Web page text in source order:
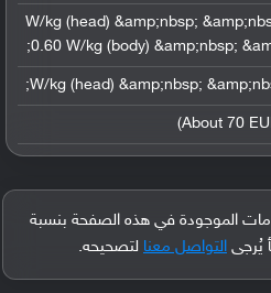
0.43 W/kg (head) &amp;nbsp;
0.60 W/kg (body) &amp;nbsp;
الموجودة في هذه الصفحة بنسبة
التواصل معنا لتصحيحه.